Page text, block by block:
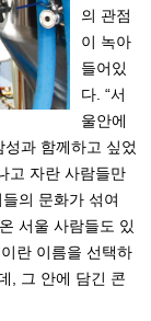
의 관점
이 녹아
들어있
다. “서
울안에
과 함께하고 싶었
고 자란 사람들만
의 문화가 섞여
서울 사람들도 있
란 이름을 선택하
, 그 안에 담긴 콘